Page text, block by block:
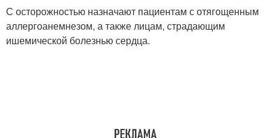
С осторожностью назначают пациентам с отягощенным
аллергоанемнезом, а также лицам, страдающим
ишемической болезнью сердца.